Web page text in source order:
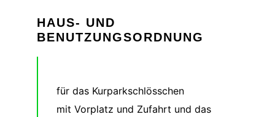
HAUS- UND
BENUTZUNGSORDNUNG
für das Kurparkschlösschen
mit Vorplatz und Zufahrt und das